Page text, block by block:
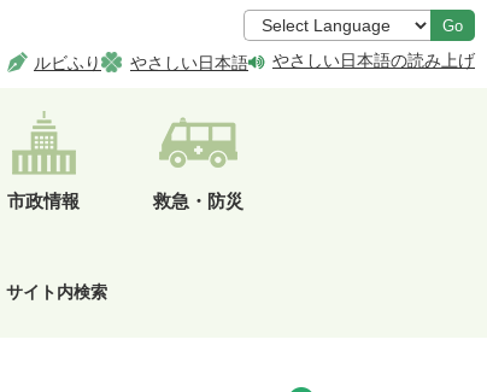
Go
ルビふり やさしい日本語 やさしい日本語の読み上げ
市政情報 救急・防災
サイト内検索